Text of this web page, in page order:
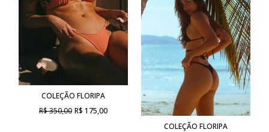
COLEÇÃO FLORIPA
R$ 350,00 R$ 175,00
COLEÇÃO FLORIPA